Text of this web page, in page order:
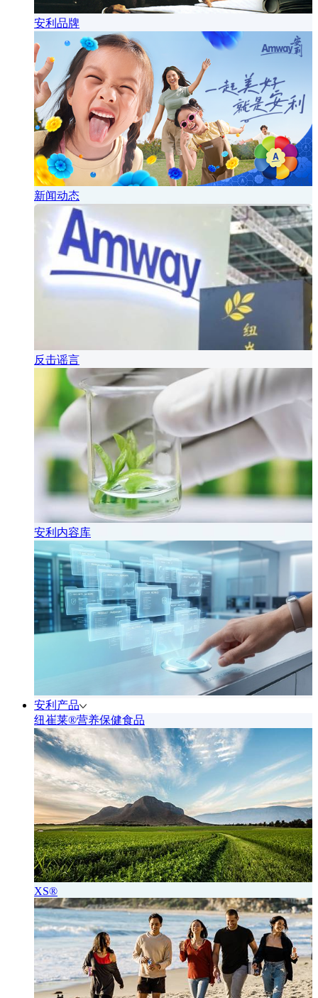
安利品牌
新闻动态
反击谣言
安利内容库
安利产品
纽崔莱®营养保健食品
XS®